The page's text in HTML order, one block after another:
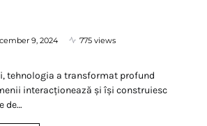
9, 2024
775 views
tehnologia a transformat profund
interacționează și își construiesc
de…